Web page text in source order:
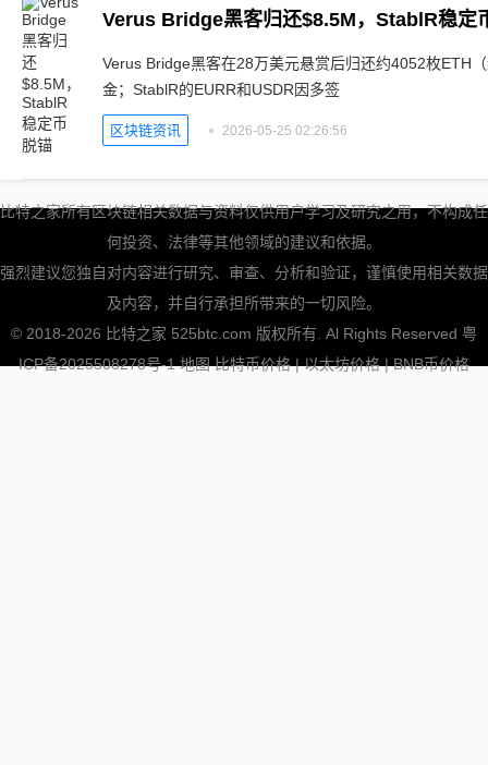
Verus Bridge黑客归还$8.5M，StablR稳定
Verus Bridge黑客在28万美元悬赏后归还约4052枚ETH
金；StablR的EURR和USDR因多签
区块链资讯 2026-05-25 02:26:56
比特之家所有区块链相关数据与资料仅供用户学习及研究之用，不构成任
何投资、法律等其他领域的建议和依据。
强烈建议您独自对内容进行研究、审查、分析和验证，谨慎使用相关数据
及内容，并自行承担所带来的一切风险。
© 2018-2026 比特之家 525btc.com 版权所有. Al Rights Reserved 粤
ICP备2025508278号-1 地图 比特币价格|以太坊价格|BNB币价格